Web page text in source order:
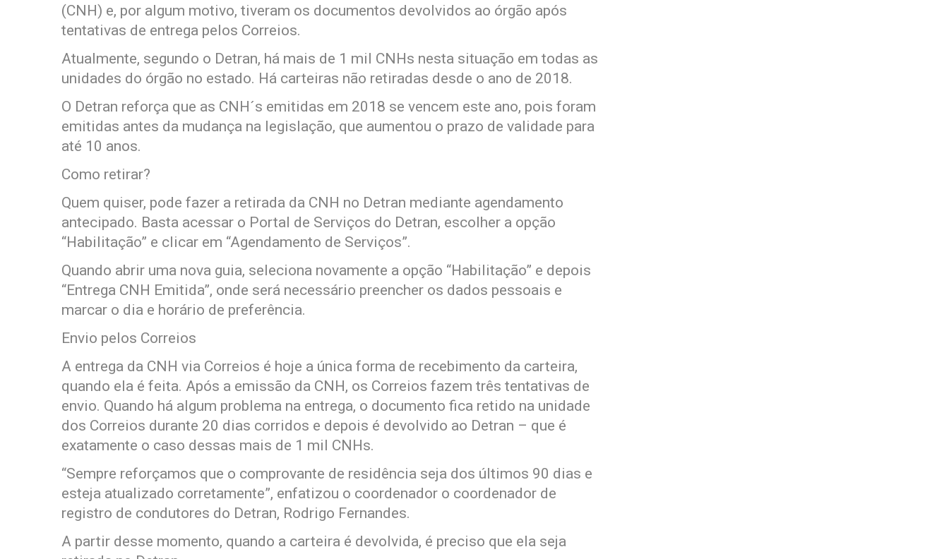
(CNH) e, por algum motivo, tiveram os documentos devolvidos ao órgão após
tentativas de entrega pelos Correios.
Atualmente, segundo o Detran, há mais de 1 mil CNHs nesta situação em todas as
unidades do órgão no estado. Há carteiras não retiradas desde o ano de 2018.
O Detran reforça que as CNH´s emitidas em 2018 se vencem este ano, pois foram
emitidas antes da mudança na legislação, que aumentou o prazo de validade para
até 10 anos.
Como retirar?
Quem quiser, pode fazer a retirada da CNH no Detran mediante agendamento
antecipado. Basta acessar o Portal de Serviços do Detran, escolher a opção
“Habilitação” e clicar em “Agendamento de Serviços”.
Quando abrir uma nova guia, seleciona novamente a opção “Habilitação” e depois
“Entrega CNH Emitida”, onde será necessário preencher os dados pessoais e
marcar o dia e horário de preferência.
Envio pelos Correios
A entrega da CNH via Correios é hoje a única forma de recebimento da carteira,
quando ela é feita. Após a emissão da CNH, os Correios fazem três tentativas de
envio. Quando há algum problema na entrega, o documento fica retido na unidade
dos Correios durante 20 dias corridos e depois é devolvido ao Detran – que é
exatamente o caso dessas mais de 1 mil CNHs.
“Sempre reforçamos que o comprovante de residência seja dos últimos 90 dias e
esteja atualizado corretamente”, enfatizou o coordenador o coordenador de
registro de condutores do Detran, Rodrigo Fernandes.
A partir desse momento, quando a carteira é devolvida, é preciso que ela seja